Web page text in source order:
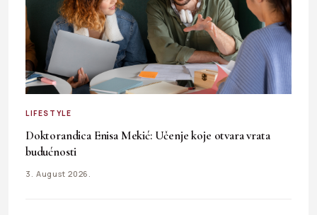
LIFESTYLE
Doktorandica Enisa Mekić: Učenje koje otvara vrata
budućnosti
3. August 2026.